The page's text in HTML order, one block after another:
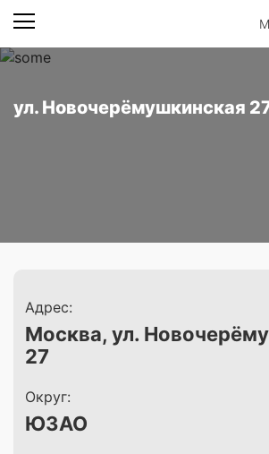
ул. Новочерёмушкинская
Адрес:
Москва, ул.
27
Округ:
ЮЗАО